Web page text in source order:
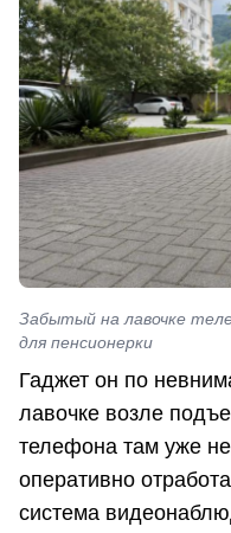
Забытый на лавочке
для пенсионерки
Гаджет он по
лавочке возле
телефона там уже
оперативно
система